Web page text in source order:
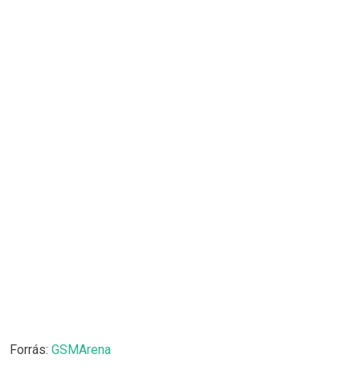
Forrás: GSMArena